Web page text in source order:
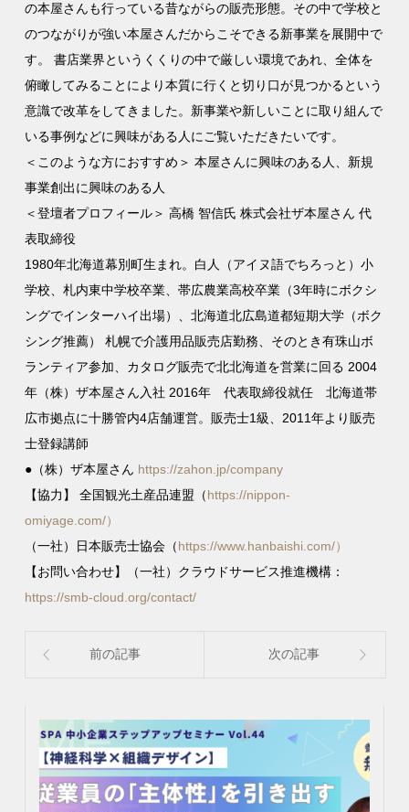
の本屋さんも行っている昔ながらの販売形態。その中で学校と
のつながりが強い本屋さんだからこそできる新事業を展開中で
す。 書店業界というくくりの中で厳しい環境であれ、全体を
俯瞰してみることにより本質に行くと切り口が見つかるという
意識で改革をしてきました。新事業や新しいことに取り組んで
いる事例などに興味がある人にご覧いただきたいです。
＜このような方におすすめ＞ 本屋さんに興味のある人、新規
事業創出に興味のある人
＜登壇者プロフィール＞ 高橋 智信氏 株式会社ザ本屋さん 代
表取締役
1980年北海道幕別町生まれ。白人（アイヌ語でちろっと）小
学校、札内東中学校卒業、帯広農業高校卒業（3年時にボクシ
ングでインターハイ出場）、北海道北広島道都短期大学（ボク
シング推薦） 札幌で介護用品販売店勤務、そのとき有珠山ボ
ランティア参加、カタログ販売で北北海道を営業に回る 2004
年（株）ザ本屋さん入社 2016年 代表取締役就任 北海道帯
広市拠点に十勝管内4店舗運営。販売士1級、2011年より販売
士登録講師
●（株）ザ本屋さん https://zahon.jp/company
【協力】 全国観光土産品連盟（https://nippon-
omiyage.com/）
（一社）日本販売士協会（https://www.hanbaishi.com/）
【お問い合わせ】（一社）クラウドサービス推進機構：
https://smb-cloud.org/contact/
前の記事 次の記事